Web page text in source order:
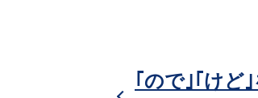
｢ので｣｢けど